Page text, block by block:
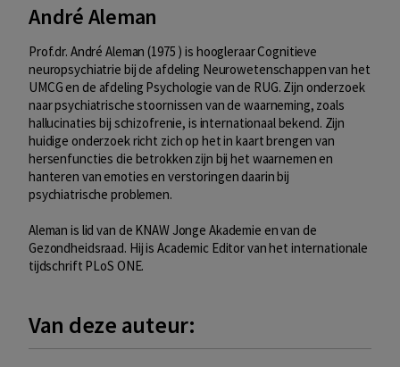
André Aleman
Prof.dr. André Aleman (1975 ) is hoogleraar Cognitieve
neuropsychiatrie bij de afdeling Neurowetenschappen van het
UMCG en de afdeling Psychologie van de RUG. Zijn onderzoek
naar psychiatrische stoornissen van de waarneming, zoals
hallucinaties bij schizofrenie, is internationaal bekend. Zijn
huidige onderzoek richt zich op het in kaart brengen van
hersenfuncties die betrokken zijn bij het waarnemen en
hanteren van emoties en verstoringen daarin bij
psychiatrische problemen.
Aleman is lid van de KNAW Jonge Akademie en van de
Gezondheidsraad. Hij is Academic Editor van het internationale
tijdschrift PLoS ONE.
Van deze auteur: